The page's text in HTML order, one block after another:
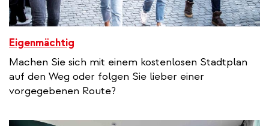
Eigenmächtig
Machen Sie sich mit einem kostenlosen Stadtplan
auf den Weg oder folgen Sie lieber einer
vorgegebenen Route?